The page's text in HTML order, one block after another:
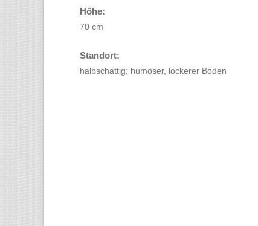
Höhe:
70 cm
Standort:
halbschattig; humoser, lockerer Boden